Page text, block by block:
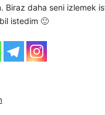
Biraz daha seni izlemek
istedim 🙂